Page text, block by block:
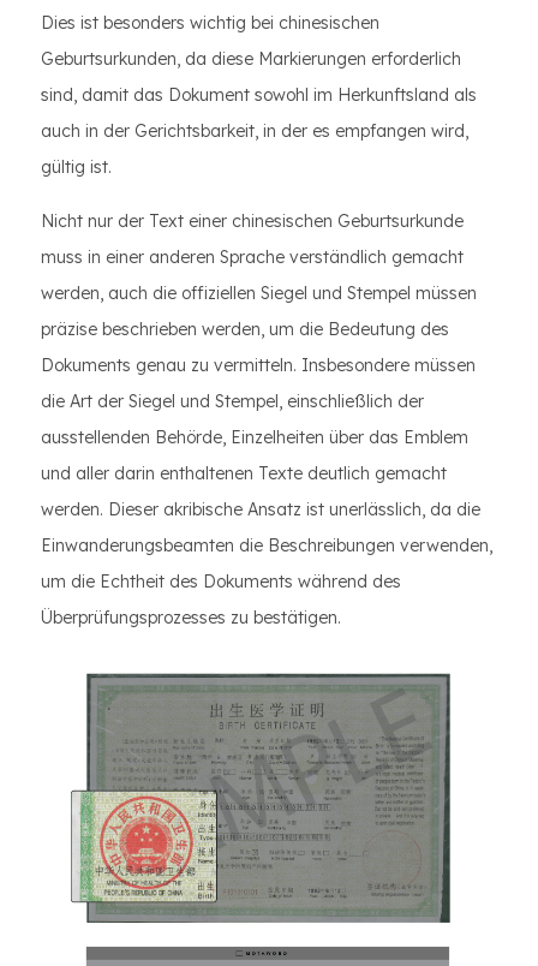
Dies ist besonders wichtig bei chinesischen
Geburtsurkunden, da diese Markierungen erforderlich
sind, damit das Dokument sowohl im Herkunftsland als
auch in der Gerichtsbarkeit, in der es empfangen wird,
gültig ist.
Nicht nur der Text einer chinesischen Geburtsurkunde
muss in einer anderen Sprache verständlich gemacht
werden, auch die offiziellen Siegel und Stempel müssen
präzise beschrieben werden, um die Bedeutung des
Dokuments genau zu vermitteln. Insbesondere müssen
die Art der Siegel und Stempel, einschließlich der
ausstellenden Behörde, Einzelheiten über das Emblem
und aller darin enthaltenen Texte deutlich gemacht
werden. Dieser akribische Ansatz ist unerlässlich, da die
Einwanderungsbeamten die Beschreibungen verwenden,
um die Echtheit des Dokuments während des
Überprüfungsprozesses zu bestätigen.